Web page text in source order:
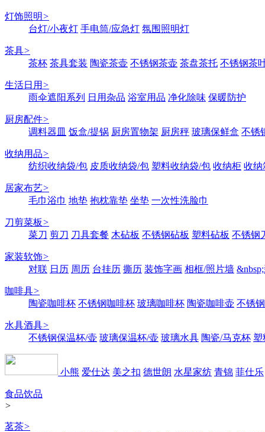
灯饰照明>
台灯/小夜灯 手电筒/应急灯 氛围照明灯
茶具>
茶杯 茶具套装 陶瓷茶壶 不锈钢茶壶 茶盘茶托 不锈钢茶
生活日用 >
雨伞遮阳系列
日用杂品 浴室用品 净化除味 保暖防护
厨房配件>
调料器皿 饭盒/提锅 厨房置物架 厨房秤 玻璃保鲜盒 不锈
收纳用品>
纺织收纳袋/包 皮质收纳袋/包 塑料收纳袋/包 收纳柜 收纳
居家布艺>
毛巾浴巾 地垫 抱枕靠垫 坐垫 一次性洗脸巾
刀剪菜板>
菜刀 剪刀 刀具套餐 木砧板 不锈钢砧板 塑料砧板 不锈钢
家装软饰>
对联 日历 周历 台挂历 撕历 装饰字画 相框/照片墙
咖啡具>
陶瓷咖啡杯 不锈钢咖啡杯 玻璃咖啡杯 陶瓷咖啡壶 不锈
水具酒具>
不锈钢保温杯/壶 玻璃保温杯/壶 玻璃水具 陶瓷/马克杯 塑
小熊 爱仕达 美之扣 德世朗 水星家纺 青锦 菲仕乐
食品饮品
>
茗茶>